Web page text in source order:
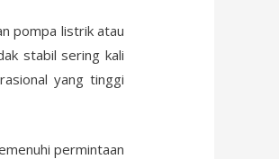
pompa listrik atau
stabil sering kali
yang tinggi
permintaan